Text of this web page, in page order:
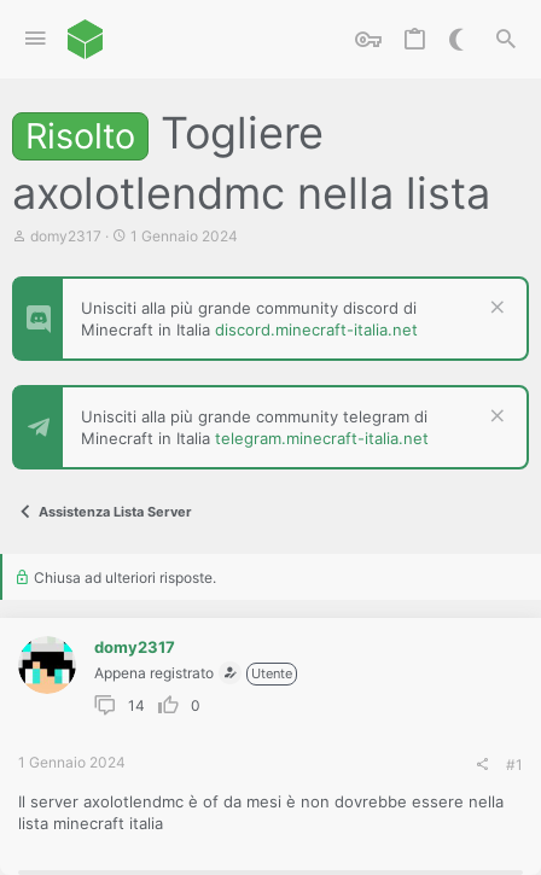
Risolto
Togliere
axolotlendmc nella lista
C
e
t
o
D
s
u
e
domy2317
D
t
d
i
i
z
i
o
1 Gennaio 2024
Unisciti alla più grande community discord di
Minecraft in Italia discord.minecraft-italia.net
Unisciti alla più grande community telegram di
Minecraft in Italia telegram.minecraft-italia.net
Assistenza Lista Server
Chiusa ad ulteriori risposte.
domy2317
Appena registrato Utente
14 0
1 Gennaio 2024 #1
Il server axolotlendmc è of da mesi è non dovrebbe essere nella
lista minecraft italia